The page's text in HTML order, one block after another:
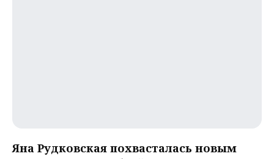
Яна Рудковская похвасталась новым